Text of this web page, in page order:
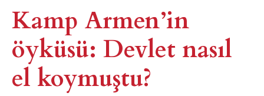
Kamp Armen’in
öyküsü: Devlet nasıl
el koymuştu?